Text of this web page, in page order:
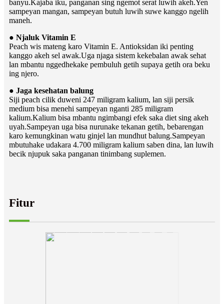
banyu.Kajaba iku, panganan sing ngemot serat luwih akeh.Yen
sampeyan mangan, sampeyan butuh luwih suwe kanggo ngelih
maneh.
● Njaluk Vitamin E
Peach wis mateng karo Vitamin E. Antioksidan iki penting
kanggo akeh sel awak.Uga njaga sistem kekebalan awak sehat
lan mbantu nggedhekake pembuluh getih supaya getih ora beku
ing njero.
● Jaga kesehatan balung
Siji peach cilik duweni 247 miligram kalium, lan siji persik
medium bisa menehi sampeyan nganti 285 miligram
kalium.Kalium bisa mbantu ngimbangi efek saka diet sing akeh
uyah.Sampeyan uga bisa nurunake tekanan getih, bebarengan
karo kemungkinan watu ginjel lan mundhut balung.Sampeyan
mbutuhake udakara 4.700 miligram kalium saben dina, lan luwih
becik njupuk saka panganan tinimbang suplemen.
Fitur